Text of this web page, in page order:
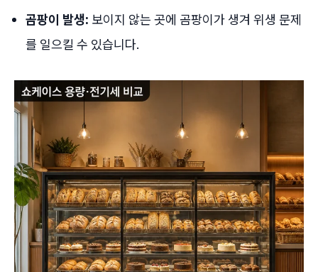
곰팡이 발생: 보이지 않는 곳에 곰팡이가 생겨 위생 문제
를 일으킬 수 있습니다.